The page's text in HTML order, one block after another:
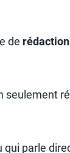
de
seulement
parle